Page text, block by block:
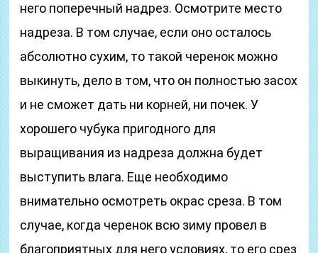
него поперечный надрез. Осмотрите место
надреза. В том случае, если оно осталось
абсолютно сухим, то такой черенок можно
выкинуть, дело в том, что он полностью засох
и не сможет дать ни корней, ни почек. У
хорошего чубука пригодного для
выращивания из надреза должна будет
выступить влага. Еще необходимо
внимательно осмотреть окрас среза. В том
случае, когда черенок всю зиму провел в
благоприятных для него условиях, то его срез